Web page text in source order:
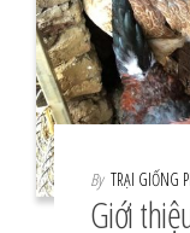
By TRẠI GIỐNG
Giới